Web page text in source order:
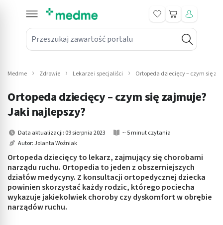
Przeszukaj zawartość portalu
Koszyk
submenu: Leki na receptę
submenu: Mama i dziecko
submenu: Kosmetyki
submenu: Higiena
submenu: Sprzęt medyczny
submenu: Intymne
Medme Zdrowie Lekarze i specjaliści Ortopeda dziecięcy – czym się
Ortopeda dziecięcy – czym się zajmuje?
Jaki najlepszy?
Data aktualizacji: 09 sierpnia 2023
~ 5 minut czytania
Autor:Jolanta Woźniak
Ortopeda dziecięcy to lekarz, zajmujący się chorobami
narządu ruchu. Ortopedia to jeden z obszerniejszych
działów medycyny. Z konsultacji ortopedycznej dziecka
powinien skorzystać każdy rodzic, którego pociecha
wykazuje jakiekolwiek choroby czy dyskomfort w obrębie
narządów ruchu.